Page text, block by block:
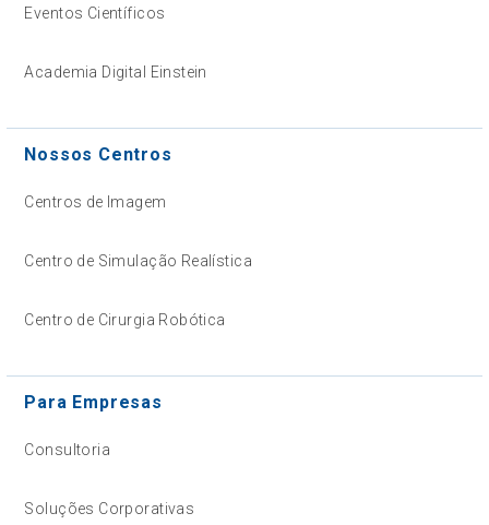
Eventos Científicos
Academia Digital Einstein
Nossos Centros
Centros de Imagem
Centro de Simulação Realística
Centro de Cirurgia Robótica
Para Empresas
Consultoria
Soluções Corporativas